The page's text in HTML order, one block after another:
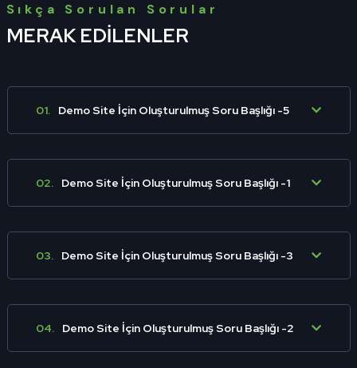
Sıkça Sorulan Sorular
MERAK EDILENLER
01. Demo Site İçin Oluşturulmuş Soru Başlığı -5
02. Demo Site İçin Oluşturulmuş Soru Başlığı -1
03. Demo Site İçin Oluşturulmuş Soru Başlığı -3
04. Demo Site İçin Oluşturulmuş Soru Başlığı -2